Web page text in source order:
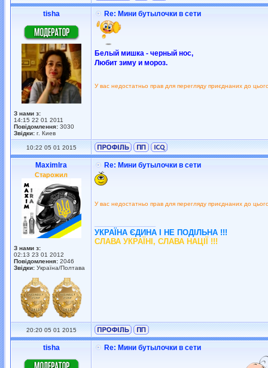
tisha
З нами з:
14:15 22 01 2011
Повідомлення: 3030
Звідки: г. Киев
Re: Мини бутылочки в сети
Белый мишка - черный нос,
Любит зиму и мороз.
У вас недостатньо прав для перегляду приєднаних до
10:22 05 01 2015
MaximIra
Старожил
З нами з:
02:13 23 01 2012
Повідомлення: 2046
Звідки: Україна/Полтава
Re: Мини бутылочки в сети
У вас недостатньо прав для перегляду приєднаних до
УКРАЇНА ЄДИНА І НЕ ПОДІЛЬНА !!!
СЛАВА УКРАЇНІ, СЛАВА НАЦІЇ !!!
20:20 05 01 2015
tisha Re: Мини бутылочки в сети